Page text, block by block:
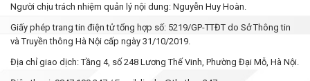
Người chịu trách nhiệm quản lý nội dung: Nguyễn Huy Hoàn.
Giấy phép trang tin điện tử tổng hợp số: 5219/GP-TTĐT do Sở Thông tin
và Truyền thông Hà Nội cấp ngày 31/10/2019.
Địa chỉ giao dịch: Tầng 4, số 248 Lương Thế Vinh, Phường Đại Mỗ, Hà Nội.